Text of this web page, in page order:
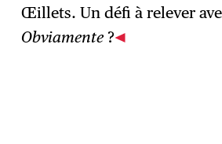
Œillets. Un défi à relever
Obviamente?